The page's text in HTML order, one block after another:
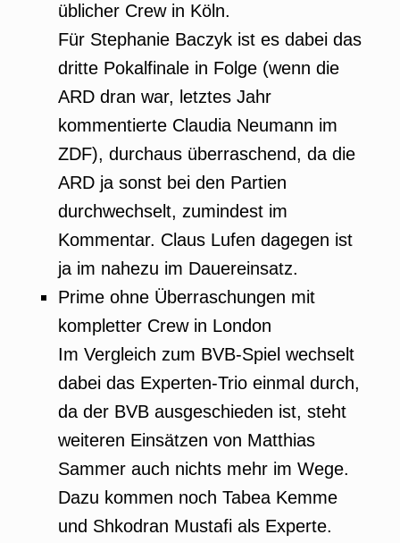
üblicher Crew in Köln.
Für Stephanie Baczyk ist es dabei das
dritte Pokalfinale in Folge (wenn die
ARD dran war, letztes Jahr
kommentierte Claudia Neumann im
ZDF), durchaus überraschend, da die
ARD ja sonst bei den Partien
durchwechselt, zumindest im
Kommentar. Claus Lufen dagegen ist
ja im nahezu im Dauereinsatz.
Prime ohne Überraschungen mit
kompletter Crew in London
Im Vergleich zum BVB-Spiel wechselt
dabei das Experten-Trio einmal durch,
da der BVB ausgeschieden ist, steht
weiteren Einsätzen von Matthias
Sammer auch nichts mehr im Wege.
Dazu kommen noch Tabea Kemme
und Shkodran Mustafi als Experte.